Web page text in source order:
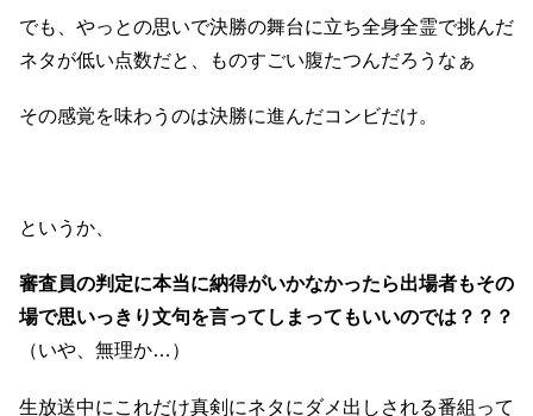
でも、やっとの思いで決勝の舞台に立ち全身全霊で挑んだ
ネタが低い点数だと、ものすごい腹たつんだろうなぁ
その感覚を味わうのは決勝に進んだコンビだけ。
というか、
審査員の判定に本当に納得がいかなかったら出場者もその
場で思いっきり文句を言ってしまってもいいのでは？？？
（いや、無理か…）
生放送中にこれだけ真剣にネタにダメ出しされる番組って